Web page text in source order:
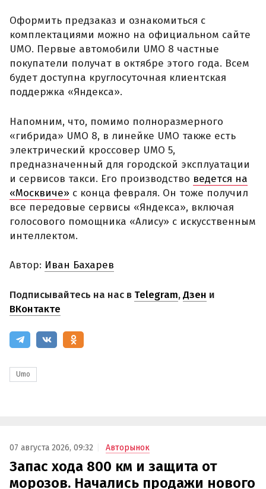
Оформить предзаказ и ознакомиться с
комплектациями можно на официальном сайте
UMO. Первые автомобили UMO 8 частные
покупатели получат в октябре этого года. Всем
будет доступна круглосуточная клиентская
поддержка «Яндекса».
Напомним, что, помимо полноразмерного
«гибрида» UMO 8, в линейке UMO также есть
электрический кроссовер UMO 5,
предназначенный для городской эксплуатации
и сервисов такси. Его производство ведется на
«Москвиче» с конца февраля. Он тоже получил
все передовые сервисы «Яндекса», включая
голосового помощника «Алису» с искусственным
интеллектом.
Автор: Иван Бахарев
Подписывайтесь на нас в Telegram,Дзен и
ВКонтакте
Umo
07 августа 2026, 09:32 Авторынок
Запас хода 800 км и защита от
морозов. Начались продажи нового